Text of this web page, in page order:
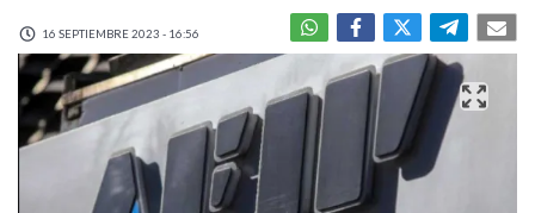
16 SEPTIEMBRE 2023 - 16:56